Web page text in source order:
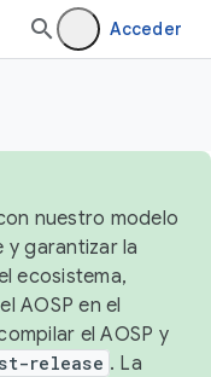
Acceder
nuestro modelo
y garantizar la
ecosistema,
AOSP en el
el AOSP y
release . La